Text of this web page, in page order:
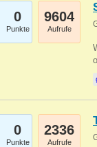
0
Punkte
9604
Aufrufe
0
Punkte
2336
Aufrufe